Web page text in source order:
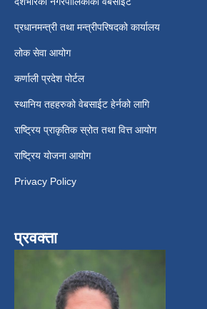
प्रधानमन्त्री तथा मन्त्रीपरिषदको कार्यालय
लोक सेवा आयोग
कर्णाली प्रदेश पोर्टल
स्थानिय तहहरुको वेबसाईट हेर्नको लागि
राष्ट्रिय प्राकृतिक स्रोत तथा वित्त आयोग
राष्ट्रिय योजना आयोग
Privacy Policy
प्रवक्ता